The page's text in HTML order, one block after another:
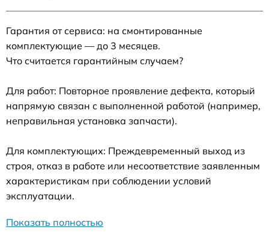
Гарантия от сервиса: на смонтированные
комплектующие — до 3 месяцев.
Что считается гарантийным случаем?
Для работ: Повторное проявление дефекта, который
напрямую связан с выполненной работой (например,
неправильная установка запчасти).
Для комплектующих: Преждевременный выход из
строя, отказ в работе или несоответствие заявленным
характеристикам при соблюдении условий
эксплуатации.
Показать полностью